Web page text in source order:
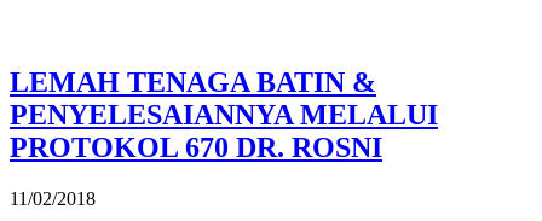
LEMAH TENAGA BATIN &
PENYELESAIANNYA MELALUI
PROTOKOL 670 DR. ROSNI
11/02/2018